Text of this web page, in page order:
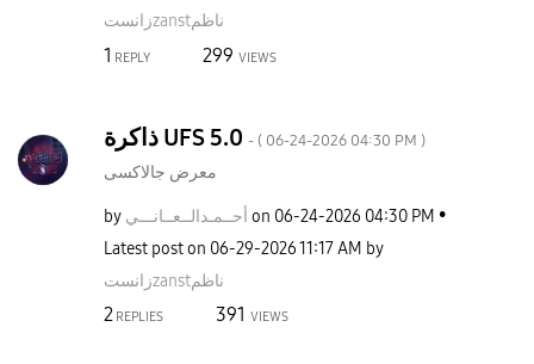
زانستzanstناظم
1 REPLY 299 VIEWS
ذاكرة UFS 5.0 - ( ‎06-24-2026 04:30 PM )
معرض جالاكسى
by أحــمـدالــعــانـــي on ‎06-24-2026 04:30 PM
Latest post on ‎06-29-202611:17 AM by
زانستzanstناظم
2REPLIES 391 VIEWS